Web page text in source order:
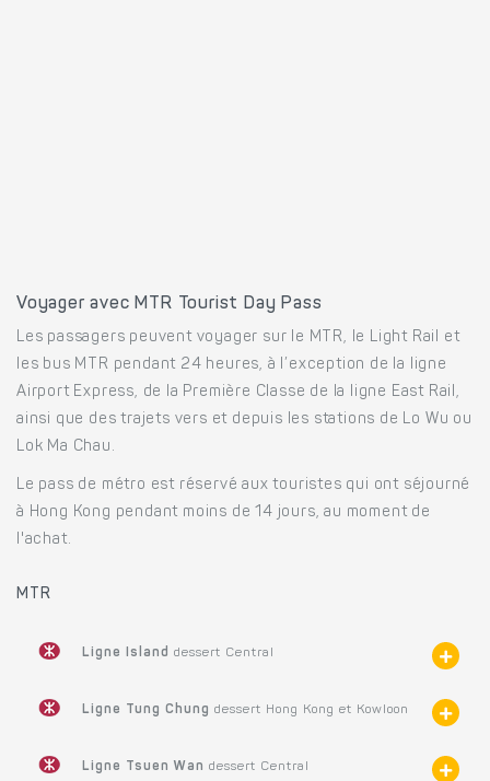
Voyager avec MTR Tourist Day Pass
Les passagers peuvent voyager sur le MTR, le Light Rail et
les bus MTR pendant 24 heures, à l’exception de la ligne
Airport Express, de la Première Classe de la ligne East Rail,
ainsi que des trajets vers et depuis les stations de Lo Wu ou
Lok Ma Chau.
Le pass de métro est réservé aux touristes qui ont séjourné
à Hong Kong pendant moins de 14 jours, au moment de
l'achat.
MTR
Ligne Island dessert Central
Ligne Tung Chung dessert Hong Kong et Kowloon
Ligne Tsuen Wan dessert Central